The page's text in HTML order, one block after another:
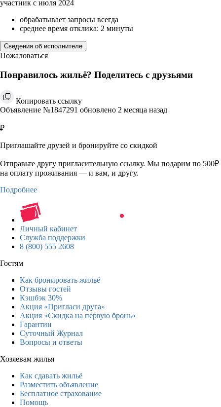
участник с июля 2024
обрабатывает запросы всегда
среднее время отклика: 2 минуты
Сведения об исполнителе
Пожаловаться
Понравилось жильё? Поделитесь с друзьями
Копировать ссылку
Объявление №1847291 обновлено 2 месяца назад
₽
Приглашайте друзей и бронируйте со скидкой
Отправьте другу пригласительную ссылку. Мы подарим по 500₽
на оплату проживания — и вам, и другу.
Подробнее
Личный кабинет
Служба поддержки
8 (800) 555 2608
Гостям
Как бронировать жильё
Отзывы гостей
Кэшбэк 30%
Акция «Пригласи друга»
Акция «Скидка на первую бронь»
Гарантии
Суточный Журнал
Вопросы и ответы
Хозяевам жилья
Как сдавать жильё
Разместить объявление
Бесплатное страхование
Помощь